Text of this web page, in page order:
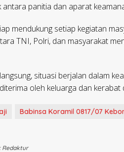
antara panitia dan aparat
mendukung setiap kegiatan
TNI, Polri, dan masyarakat
situasi berjalan dalam
oleh keluarga dan
Babinsa Koramil 0817/07
Redaktur